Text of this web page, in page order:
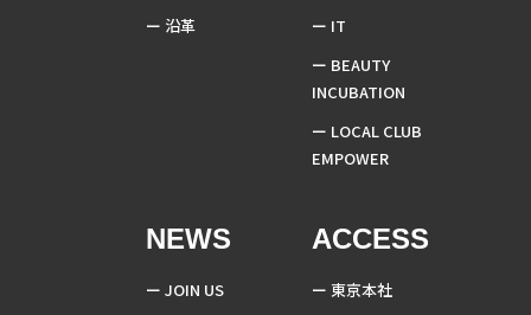
沿革
IT
BEAUTY
INCUBATION
LOCAL CLUB
EMPOWER
NEWS
JOIN US
ACCESS
東京本社